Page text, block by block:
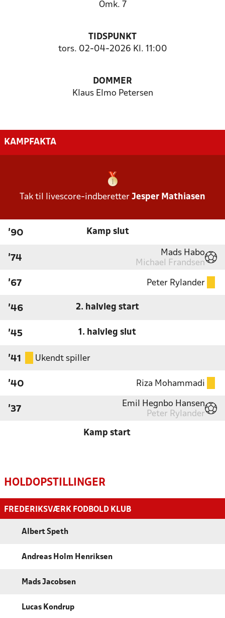
Omk. 7
TIDSPUNKT
tors. 02-04-2026 Kl. 11:00
DOMMER
Klaus Elmo Petersen
KAMPFAKTA
Tak til livescore-indberetter Jesper Mathiasen
'90 Kamp slut
'74
Mads Habo
Michael Frandsen
'67 Peter Rylander
'46 2. halvleg start
'45 1. halvleg slut
'41 Ukendt spiller
'40 Riza Mohammadi
'37
Emil Hegnbo Hansen
Peter Rylander
Kamp start
HOLDOPSTILLINGER
FREDERIKSVÆRK FODBOLD KLUB
Albert Speth
Andreas Holm Henriksen
Mads Jacobsen
Lucas Kondrup